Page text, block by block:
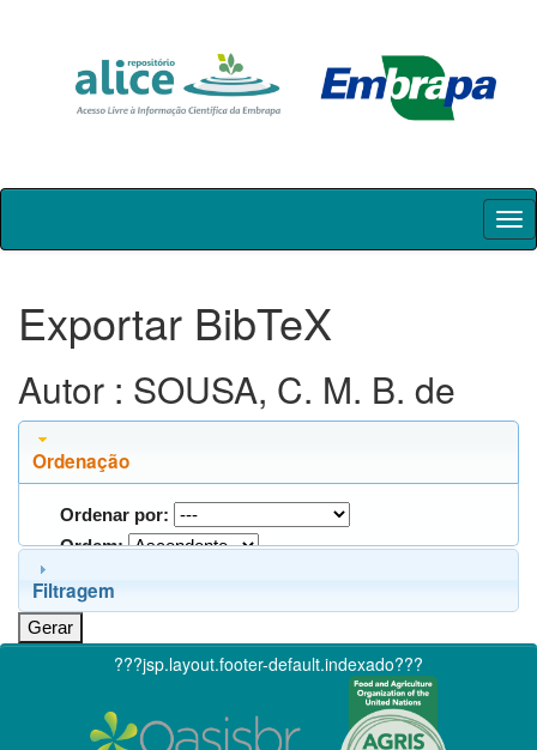
Skip
Exportar BibTeX
Autor : SOUSA, C. M. B. de
Ordenação
Ordenar por:
Ordem:
Filtragem
???jsp.layout.footer-default.indexado???